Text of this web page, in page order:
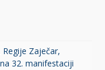
Regije Zaječar,
32. manifestaciji